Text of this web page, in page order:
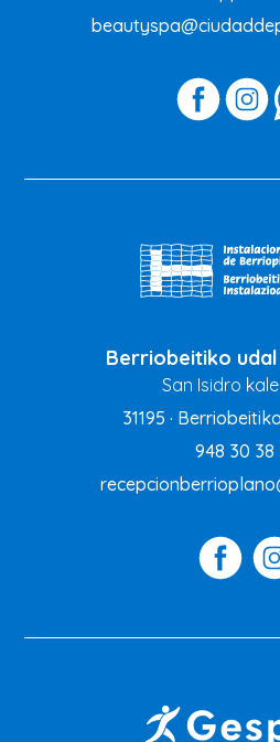
Berriobeitiko
San Isidro
31195 ·
948 30 38